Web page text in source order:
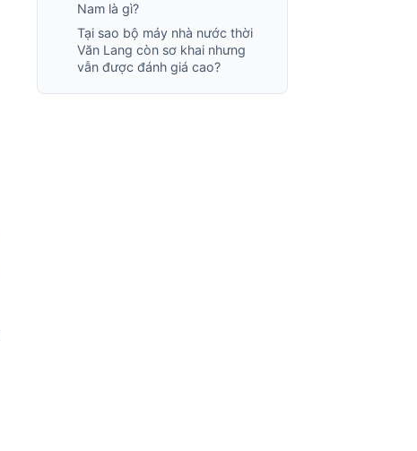
Nam là gì?
Tại sao bộ máy nhà nước thời
Văn Lang còn sơ khai nhưng
vẫn được đánh giá cao?